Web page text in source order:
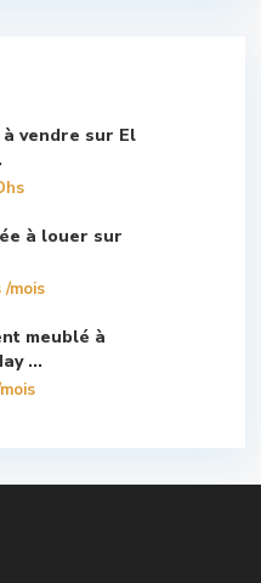
vendre sur El
à louer sur
/mois
meublé à
...